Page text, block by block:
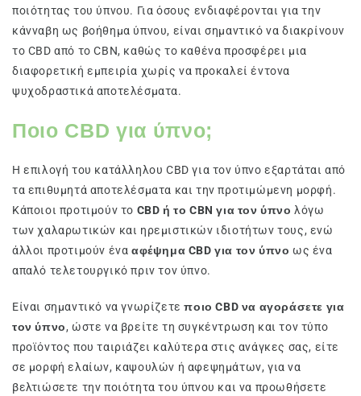
ποιότητας του ύπνου. Για όσους ενδιαφέρονται για την
κάνναβη ως βοήθημα ύπνου, είναι σημαντικό να διακρίνουν
το CBD από το CBN, καθώς το καθένα προσφέρει μια
διαφορετική εμπειρία χωρίς να προκαλεί έντονα
ψυχοδραστικά αποτελέσματα.
Ποιο CBD για ύπνο;
Η επιλογή του κατάλληλου CBD για τον ύπνο εξαρτάται από
τα επιθυμητά αποτελέσματα και την προτιμώμενη μορφή.
Κάποιοι προτιμούν το CBD ή το CBN για τον ύπνο λόγω
των χαλαρωτικών και ηρεμιστικών ιδιοτήτων τους, ενώ
άλλοι προτιμούν ένα αφέψημα CBD για τον ύπνο ως ένα
απαλό τελετουργικό πριν τον ύπνο.
Είναι σημαντικό να γνωρίζετεποιο CBD να αγοράσετε για
τον ύπνο, ώστε να βρείτε τη συγκέντρωση και τον τύπο
προϊόντος που ταιριάζει καλύτερα στις ανάγκες σας, είτε
σε μορφή ελαίων, καψουλών ή αφεψημάτων, για να
βελτιώσετε την ποιότητα του ύπνου και να προωθήσετε